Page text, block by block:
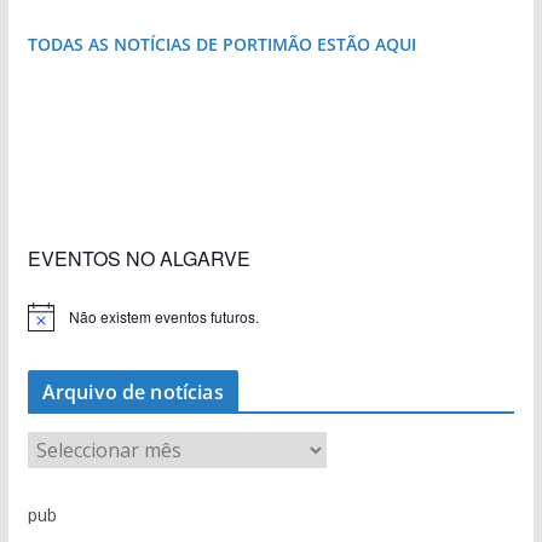
TODAS AS NOTÍCIAS DE PORTIMÃO ESTÃO AQUI
EVENTOS NO ALGARVE
Não existem eventos futuros.
Arquivo de notícias
r
q
pub